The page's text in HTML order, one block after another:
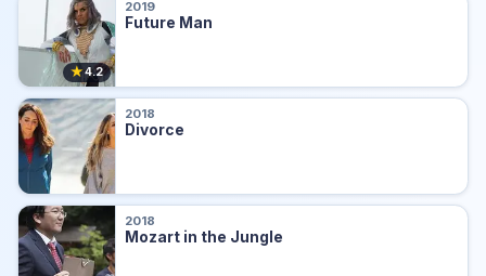
★4.2
2019
Future Man
2018
Divorce
2018
Mozart in the Jungle